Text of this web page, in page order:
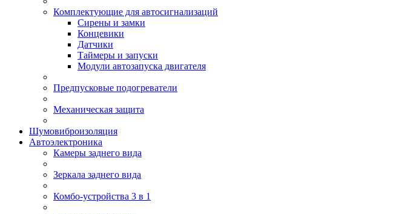
Комплектующие для автосигнализаций
Сирены и замки
Концевики
Датчики
Таймеры и запуски
Модули автозапуска двигателя
Предпусковые подогреватели
Механическая защита
Шумовиброизоляция
Автоэлектроника
Камеры заднего вида
Зеркала заднего вида
Комбо-устройства 3 в 1